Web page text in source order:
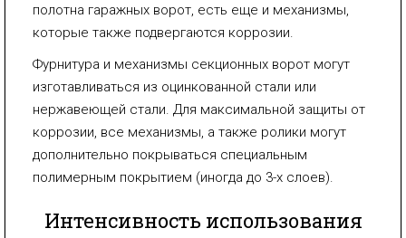
полотна гаражных ворот, есть еще и механизмы,
которые также подвергаются коррозии.
Фурнитура и механизмы секционных ворот могут
изготавливаться из оцинкованной стали или
нержавеющей стали. Для максимальной защиты от
коррозии, все механизмы, а также ролики могут
дополнительно покрываться специальным
полимерным покрытием (иногда до 3-х слоев).
Интенсивность использования